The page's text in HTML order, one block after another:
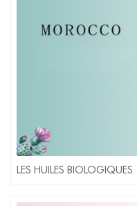
LES HUILES BIOLOGIQUES